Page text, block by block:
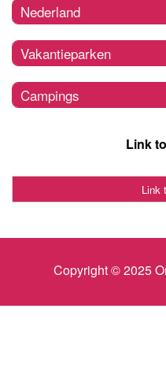
Nederland
Vakantieparken
Campings
Link
Link
Copyright © 2025